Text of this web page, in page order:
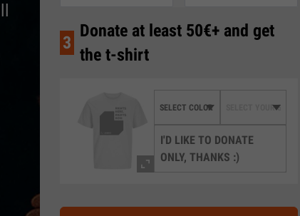
3
Donate at least 50€+ and get
the t-shirt
I'D LIKE TO DONATE
ONLY, THANKS :)